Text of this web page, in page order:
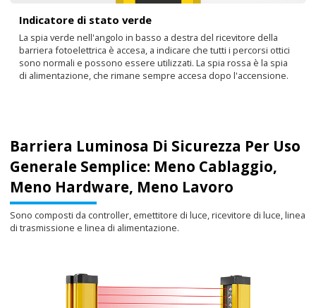
Indicatore di stato verde
La spia verde nell'angolo in basso a destra del ricevitore della
barriera fotoelettrica è accesa, a indicare che tutti i percorsi ottici
sono normali e possono essere utilizzati. La spia rossa è la spia
di alimentazione, che rimane sempre accesa dopo l'accensione.
Barriera Luminosa Di Sicurezza Per Uso
Generale Semplice: Meno Cablaggio,
Meno Hardware, Meno Lavoro
Sono composti da controller, emettitore di luce, ricevitore di luce, linea
di trasmissione e linea di alimentazione.